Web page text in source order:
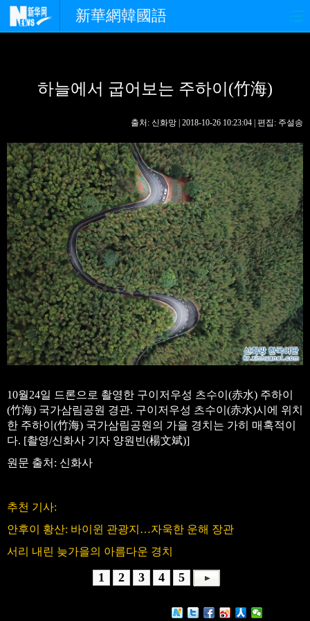
新華網韓國語
경제 사회 포토
핫 TV 문화
연예 관광 오피니언
생생 중국어
하늘에서 굽어보는 주하이(竹海)
출처: 신화망 | 2018-10-26 10:23:04 | 편집: 주설송
10월24일 드론으로 촬영한 구이저우성 츠수이(赤水) 주하이
(竹海) 국가삼림공원 경관. 구이저우성 츠수이(赤水)시에 위치
한 주하이(竹海) 국가삼림공원의 가을 경치는 가히 매혹적이
다. [촬영/신화사 기자 양원빈(楊文斌)]
원문 출처: 신화사
추천 기사:
안후이 황산: 바이윈 관광지…자욱한 운해 장관
서리 내린 늦가을의 아름다운 경치
1 2 3 4 5